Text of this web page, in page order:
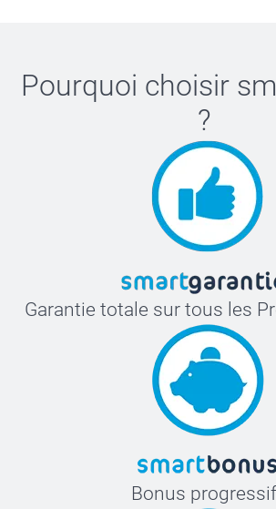
Pourquoi choisir
?
Garantie totale sur tous les
Bonus progressif